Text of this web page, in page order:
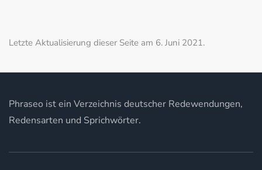
Letzte Aktualisierung dieser Seite am 6. Juni 2021.
Phraseo ist ein Verzeichnis deutscher Redewendungen,
Redensarten und Sprichwörter.